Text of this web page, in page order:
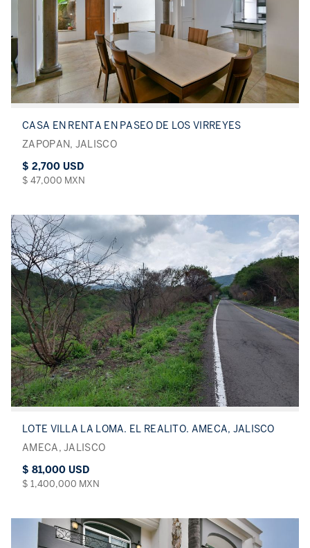
CASA EN RENTA EN PASEO DE LOS VIRREYES
ZAPOPAN, JALISCO
$ 2,700 USD
$ 47,000 MXN
LOTE VILLA LA LOMA. EL REALITO. AMECA, JALISCO
AMECA, JALISCO
$ 81,000 USD
$ 1,400,000 MXN